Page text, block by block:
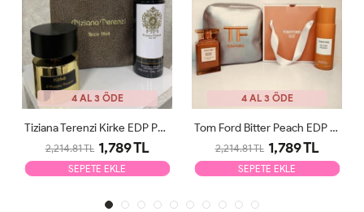
4 AL 3 ÖDE
Tiziana Terenzi Kirke EDP Parfüm Seti
2,214.81 TL 1,789 TL
SEPETE EKLE
4 AL 3 ÖDE
Tom Ford Bitter Peach EDP Parfüm Seti
2,214.81 TL 1,789 TL
SEPETE EKLE